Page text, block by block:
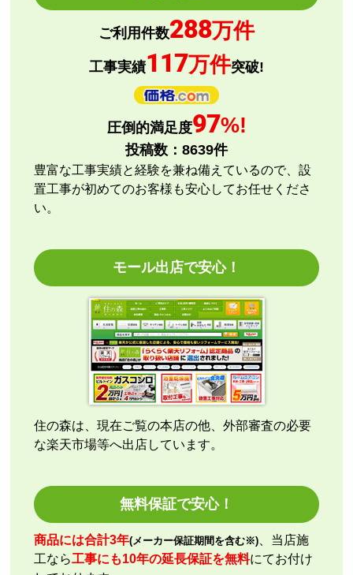
商品の梱包は必要十分なものでしたか？
またこのショップを利用したいですか？
【注文商品】エアコン・クーラー 【注文
時期】2026年08月頃
【このショップを選んだ理由は？】
評価と価格
【注文からどのくらいで届きましたか？】
【その他感想・コメント】
エアコン本体の購入のみ（工事無し）でしたが、連絡
も早く安心して購入できました。
こちらの都合で、最短でお届けいただくようご依頼。
施工業者への連絡の都合上、何度かメールをさせてい
ただきましたが、連絡も早く安心して購入させていた
だくことができました。
kazumorimoriさん
欲しい商品をスムーズに注文できましたか？
ショップからの連絡や対応は適切でしたか？
いいえ
予定の期日までに商品が届きましたか？
ご利用件数288万件
工事実績117万件突破!
圧倒的満足度97%!
投稿数： 8639件
豊富な工事実績と経験を兼ね備えているので、設
置工事が初めてのお客様も安心してお任せくださ
い。
モール出店で安心！
住の森は、現在ご覧の本店の他、外部審査の必要
な楽天市場等へ出店しています。
無料保証で安心！
商品には合計3年(メーカー保証期間を含む※) 、当店施
工なら工事にも10年の延長保証を無料にてお付け